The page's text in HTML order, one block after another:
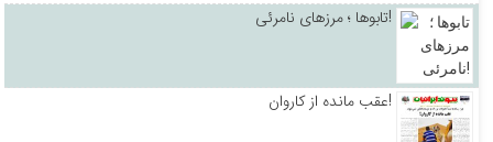
تابوها ؛ مرزهای نامرئی!
عقب مانده از کاروان!